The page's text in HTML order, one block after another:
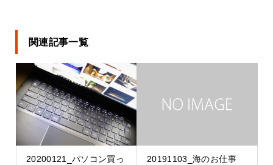
関連記事一覧
20200121_パソコン買っ
20191103_海のお仕事